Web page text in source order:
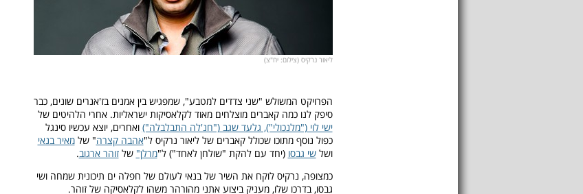
ליאור נרקיס (צילום: יח"צ)
הפרויקט המשולש "שני צדדים למטבע", שמפגיש בין אמנים בז'אנרים שונים, כבר
סיפק לנו כמה קאברים מוצלחים מאוד לקלאסיקות ישראליות. אחרי הלהיטים של
ישי לוי ("מלנכולי"), גלעד שגב ("חנ'לה התבלבלה") ואחרים, יוצא עכשיו סינגל
כפול נוסף מתוכו שכולל קאברים של ליאור נרקיס ל"אהבה קצרה" שלמאיר בנאי
ושלשי גבסו (יחד עם להקת "שולחן לאחד") ל"מרלן" שלזוהר ארגוב.
כמצופה, נרקיס לוקח את השיר של בנאי לעולם של חפלה ים תיכונית שמחה ושי
גבסו, בדרכו שלו, מעניק ביצוע אתני מהורהר משהו לקלאסיקה של זוהר.